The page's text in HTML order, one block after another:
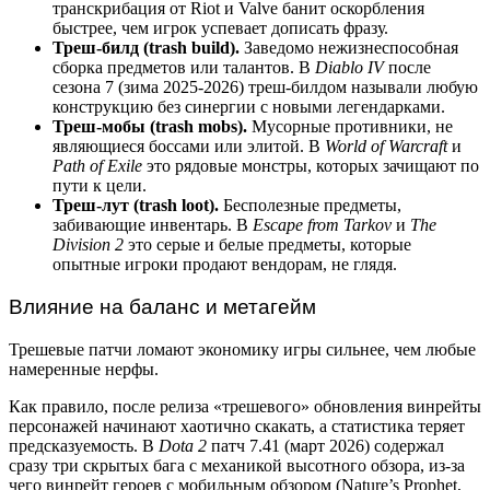
транскрибация от Riot и Valve банит оскорбления
быстрее, чем игрок успевает дописать фразу.
Треш-билд (trash build). Заведомо нежизнеспособная
сборка предметов или талантов. В Diablo IVпосле
сезона 7 (зима 2025-2026) треш-билдом называли любую
конструкцию без синергии с новыми легендарками.
Треш-мобы (trash mobs). Мусорные противники, не
являющиеся боссами или элитой. В World of Warcraftи
Path of Exile это рядовые монстры, которых зачищают по
пути к цели.
Треш-лут (trash loot). Бесполезные предметы,
забивающие инвентарь. В Escape from Tarkov и The
Division 2 это серые и белые предметы, которые
опытные игроки продают вендорам, не глядя.
Влияние на баланс и метагейм
Трешевые патчи ломают экономику игры сильнее, чем любые
намеренные нерфы.
Как правило, после релиза «трешевого» обновления винрейты
персонажей начинают хаотично скакать, а статистика теряет
предсказуемость. В Dota 2 патч 7.41 (март 2026) содержал
сразу три скрытых бага с механикой высотного обзора, из-за
чего винрейт героев с мобильным обзором (Nature’s Prophet,